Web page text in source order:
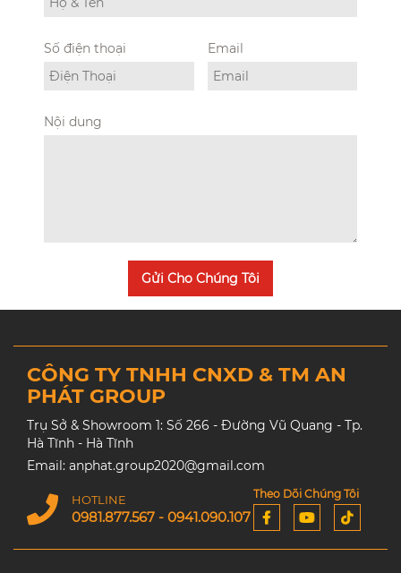
Số điện thoại Email
Nội dung
Gửi Cho Chúng Tôi
CÔNG TY TNHH CNXD & TM AN
PHÁT GROUP
Trụ Sở & Showroom 1: Số 266 - Đường Vũ Quang - Tp.
Hà Tĩnh - Hà Tĩnh
Email: anphat.group2020@gmail.com
HOTLINE
0981.877.567 - 0941.090.107
Theo Dõi Chúng Tôi